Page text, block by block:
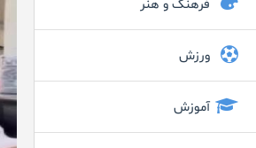
فرهنگ و هنر
ورزش
آموزش